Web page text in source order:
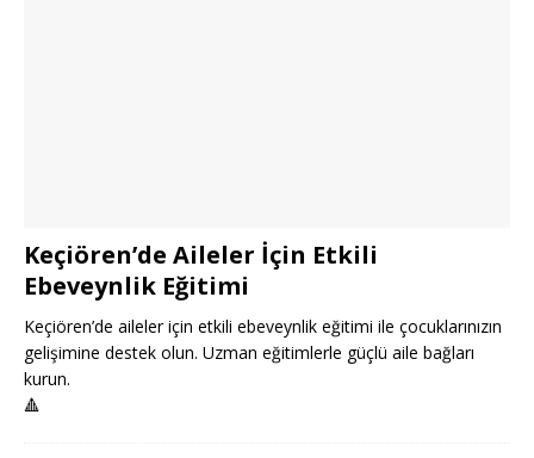
Keçiören’de Aileler İçin Etkili
Ebeveynlik Eğitimi
Keçiören’de aileler için etkili ebeveynlik eğitimi ile çocuklarınızın
gelişimine destek olun. Uzman eğitimlerle güçlü aile bağları
kurun.
🔺